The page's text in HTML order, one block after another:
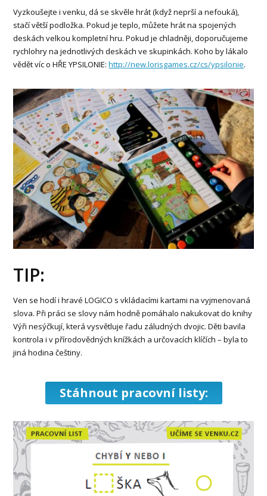
Vyzkoušejte i venku, dá se skvěle hrát (když neprší a nefouká),
stačí větší podložka. Pokud je teplo, můžete hrát na spojených
deskách velkou kompletní hru. Pokud je chladněji, doporučujeme
rychlohry na jednotlivých deskách ve skupinkách. Koho by lákalo
vědět víc o HŘE YPSILONIE:http://new.lorisgames.cz/cs/ypsilonie.
TIP:
Ven se hodí i hravé LOGICO s vkládacími kartami na vyjmenovaná
slova. Při práci se slovy nám hodně pomáhalo nakukovat do knihy
Výři nesýčkují, která vysvětluje řadu záludných dvojic. Děti bavila
kontrola i v přírodovědných knížkách a určovacích klíčích – byla to
jiná hodina češtiny.
Stáhnout pracovní listy: